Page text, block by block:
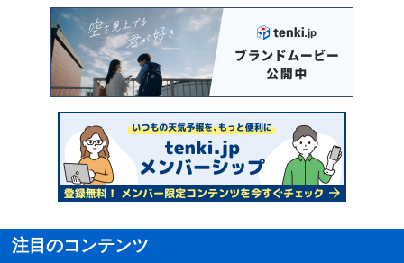
注目のコンテンツ